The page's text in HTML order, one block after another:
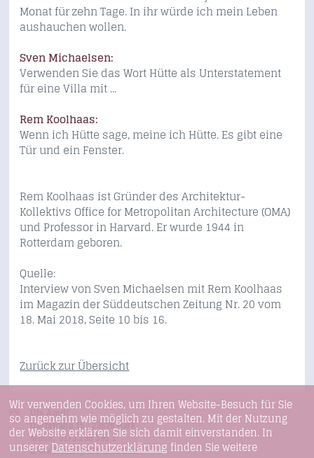
Monat für zehn Tage. In ihr würde ich mein Leben
aushauchen wollen.
Sven Michaelsen:
Verwenden Sie das Wort Hütte als Unterstatement
für eine Villa mit ...
Rem Koolhaas:
Wenn ich Hütte sage, meine ich Hütte. Es gibt eine
Tür und ein Fenster.
Rem Koolhaas ist Gründer des Architektur-
Kollektivs Office for Metropolitan Architecture (OMA)
und Professor in Harvard. Er wurde 1944 in
Rotterdam geboren.
Quelle:
Interview von Sven Michaelsen mit Rem Koolhaas
im Magazin der Süddeutschen Zeitung Nr. 20 vom
18. Mai 2018, Seite 10 bis 16.
Zurück zur Übersicht
Ute Arndt
Dorfstraße 15 · 23826 Bark
Mobil: 0173.255 355 1
E-Mail:mail@ute-arndt.de
Wir verwenden Cookies, um Ihren Website-Besuch für Sie
so angenehm wie möglich zu gestalten. Mit der Nutzung
der Website erklären Sie sich damit einverstanden. In
unsererDatenschutzerklärung finden Sie weitere